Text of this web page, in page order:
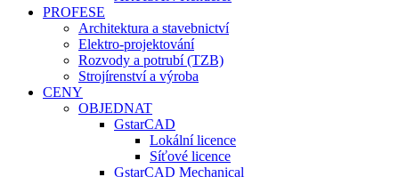
PROFESE
Architektura a stavebnictví
Elektro-projektování
Rozvody a potrubí (TZB)
Strojírenství a výroba
CENY
OBJEDNAT
GstarCAD
Lokální licence
Síťové licence
GstarCAD Mechanical